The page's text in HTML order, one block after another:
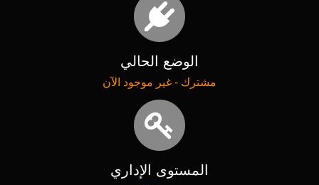
الوضع الحالي
مشترك - غير موجود الآن
المستوى الإداري